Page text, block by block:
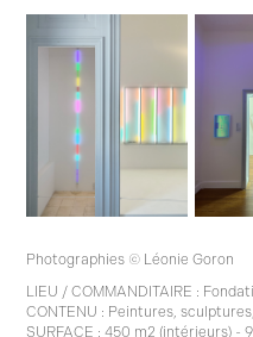
Photographies © Léonie Goron
LIEU / COMMANDITAIRE :
CONTENU : Peintures,
SURFACE : 450 m2 (intérieurs) -